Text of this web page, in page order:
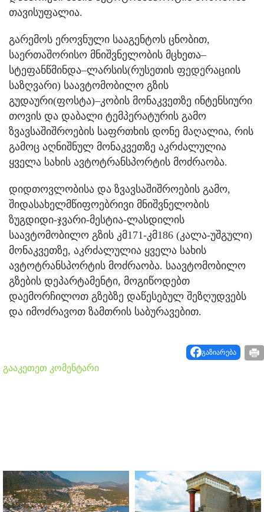
თავისუფალია.
გარემოს ეროვნული სააგენტოს ცნობით,
საერთაშორისო მნიშვნელობის მცხეთა–
სტეფანწმინდა–ლარსის(რუსეთის ფედერაციის
საზღვარი) საავტომობილო გზის
გუდაური(ფოსტა)–კობის მონაკვეთზე ინტენსიური
თოვის და დაბალი ტემპერატურის გამო
ზვავსაშიშროების საფრთხის დონე მაღალია, რის
გამოც აღნიშნულ მონაკვეთზე აკრძალულია
ყველა სახის ავტოტრანსპორტის მოძრაობა.
დიდთოვლობისა და ზვავსაშიშროების გამო,
შიდასახელმწიფოებრივი მნიშვნელობის
ზუგდიდი-ჯვარი-მესტია-ლასდილის
საავტომობილო გზის კმ171-კმ186 (კალა-უშგული)
მონაკვეთზე, აკრძალულია ყველა სახის
ავტოტრანსპორტის მოძრაობა. საავტომობილო
გზების დეპარტამენტი, მოგიწოდებთ
დაემორჩილოთ გზებზე დაწესებულ შეზღუდვებს
და იმოძრავოთ ზამთრის საბურავებით.
გაზიარება
გააკეთეთ კომენტარი